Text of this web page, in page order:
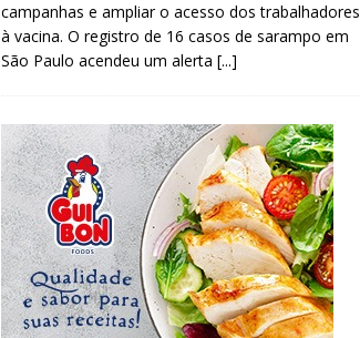
campanhas e ampliar o acesso dos trabalhadores
à vacina. O registro de 16 casos de sarampo em
São Paulo acendeu um alerta [...]